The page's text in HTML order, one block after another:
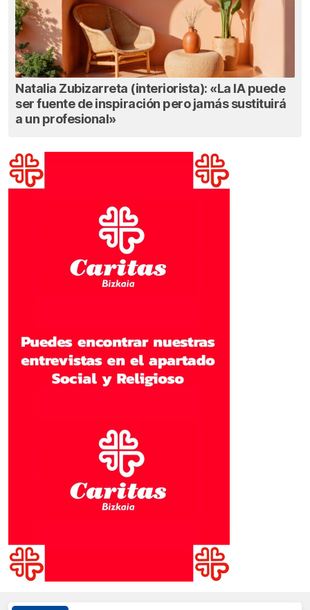
Natalia Zubizarreta (interiorista): «La IA puede
ser fuente de inspiración pero jamás sustituirá
a un profesional»